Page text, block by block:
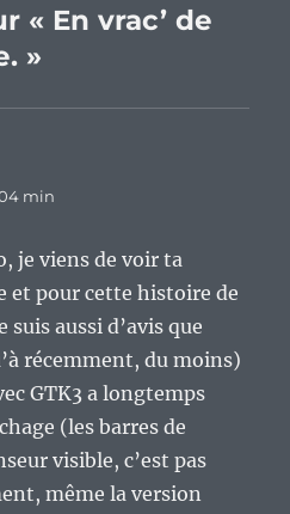
« En vrac’ de
»
min
je viens de voir ta
et pour cette histoire de
aussi d’avis que
récemment, du moins)
GTK3 a longtemps
(les barres de
visible, c’est pas
même la version